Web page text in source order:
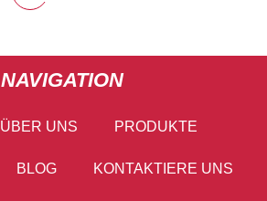
NAVIGATION
ÜBER UNS PRODUKTE
BLOG KONTAKTIERE UNS